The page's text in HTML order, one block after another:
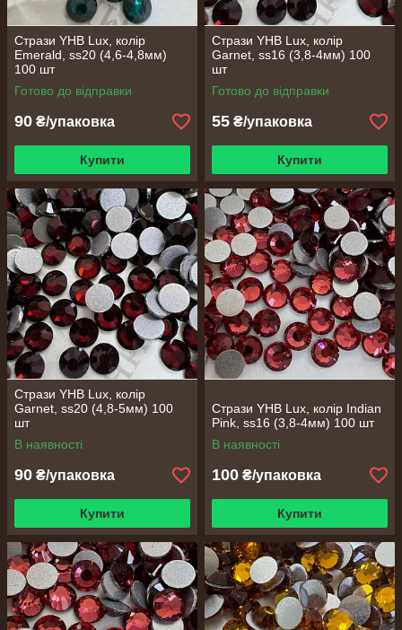
Стрази YHB Lux, колір
Emerald, ss20 (4,6-4,8мм)
100 шт
Готово до відправки
90 ₴/упаковка
Купити
Стрази YHB Lux, колір
Garnet, ss16 (3,8-4мм) 100
шт
Готово до відправки
55 ₴/упаковка
Купити
Стрази YHB Lux, колір
Garnet, ss20 (4,8-5мм) 100
шт
В наявності
90 ₴/упаковка
Купити
Стрази YHB Lux, колір Indian
Pink, ss16 (3,8-4мм) 100 шт
В наявності
100 ₴/упаковка
Купити